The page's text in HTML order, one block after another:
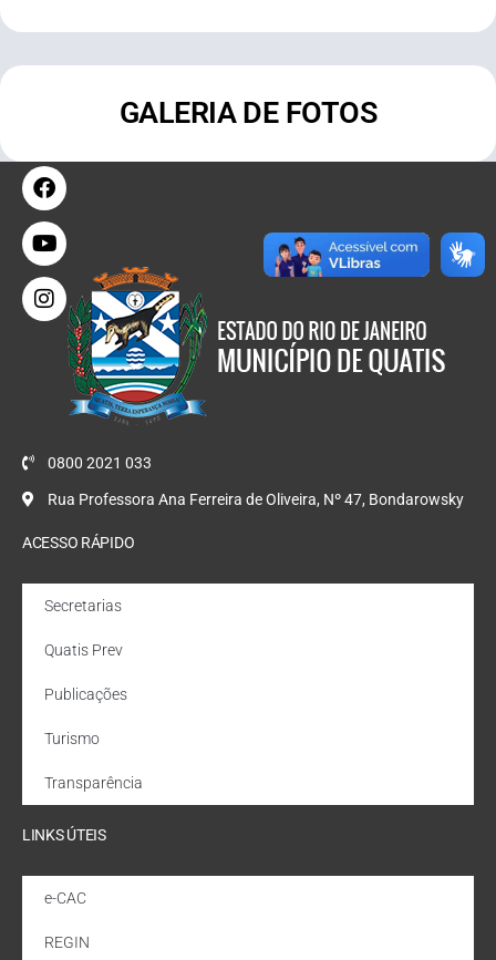
GALERIA DE FOTOS
0800 2021 033
Rua Professora Ana Ferreira de Oliveira, Nº 47, Bondarowsky
ACESSO RÁPIDO
Secretarias
Quatis Prev
Publicações
Turismo
Transparência
LINKS ÚTEIS
e-CAC
REGIN